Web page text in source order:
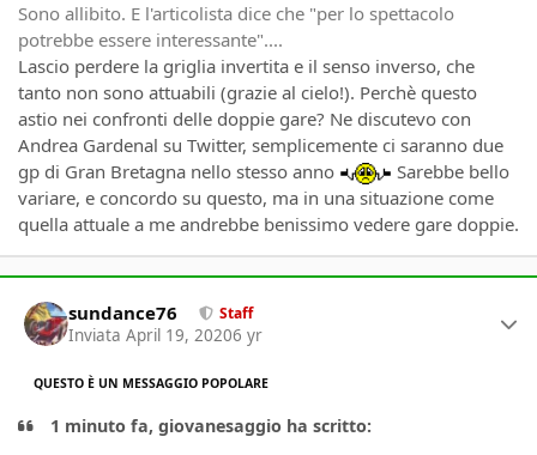
Sono allibito. E l'articolista dice che "per lo spettacolo
potrebbe essere interessante"....
Lascio perdere la griglia invertita e il senso inverso, che
tanto non sono attuabili (grazie al cielo!). Perchè questo
astio nei confronti delle doppie gare? Ne discutevo con
Andrea Gardenal su Twitter, semplicemente ci saranno due
gp di Gran Bretagna nello stesso anno
Sarebbe bello
variare, e concordo su questo, ma in una situazione come
quella attuale a me andrebbe benissimo vedere gare doppie.
sundance76 Staff
Inviata April 19, 20206 yr
QUESTO È UN MESSAGGIO POPOLARE
1 minuto fa, giovanesaggio ha scritto: